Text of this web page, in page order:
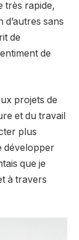
très rapide,
sans
de
de
projets de
et du travail
plus
développer
que je
à travers